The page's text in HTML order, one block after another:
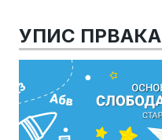
УПИС ПРВАКА